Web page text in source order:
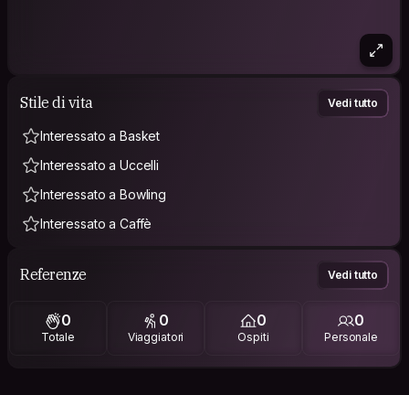
Stile di vita Vedi tutto
Interessato a Basket
Interessato a Uccelli
Interessato a Bowling
Interessato a Caffè
Referenze Vedi tutto
0
Totale
0
Viaggiatori
0
Ospiti
0
Personale